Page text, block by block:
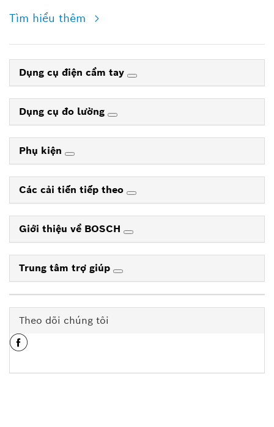
Tìm hiểu thêm
Dụng cụ điện cầm tay
Dụng cụ đo lường
Phụ kiện
Các cải tiến tiếp theo
Giới thiệu về BOSCH
Trung tâm trợ giúp
Theo dõi chúng tôi